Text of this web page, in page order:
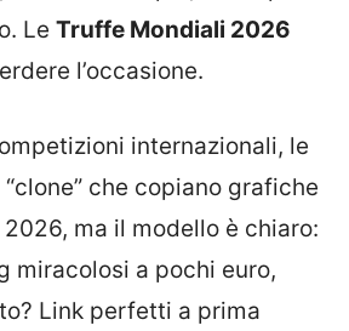
Le Truffe Mondiali 2026
l’occasione.
internazionali, le
che copiano grafiche
ma il modello è chiaro:
a pochi euro,
Link perfetti a prima